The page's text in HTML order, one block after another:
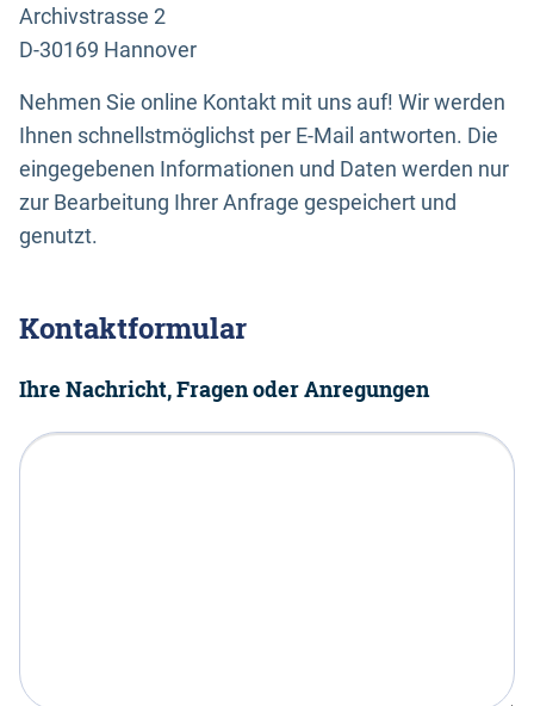
Archivstrasse 2
D-30169 Hannover
Nehmen Sie online Kontakt mit uns auf! Wir werden
Ihnen schnellstmöglichst per E-Mail antworten. Die
eingegebenen Informationen und Daten werden nur
zur Bearbeitung Ihrer Anfrage gespeichert und
genutzt.
Kontaktformular
Ihre Nachricht, Fragen oder Anregungen